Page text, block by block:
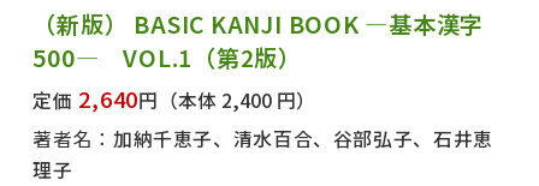
（新版） BASIC KANJI BOOK ―基本漢字
500― VOL.1（第2版）
定価 2,640円 （本体 2,400 円）
著者名： 加納千恵子、清水百合、谷部弘子、石井恵
理子